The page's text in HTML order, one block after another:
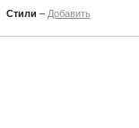
Стили – Добавить